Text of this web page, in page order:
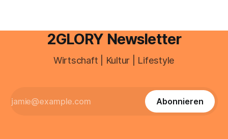
2GLORY Newsletter
Wirtschaft | Kultur | Lifestyle
Abonnieren